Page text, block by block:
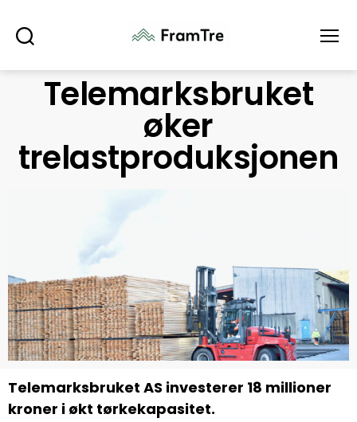
Telemarksbruket
øker
trelastproduksjonen
Telemarksbruket AS investerer 18 millioner
kroner i økt tørkekapasitet.